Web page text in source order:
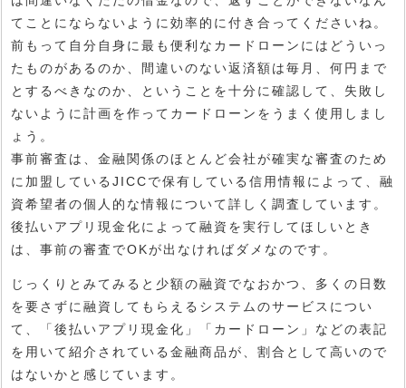
てことにならないように効率的に付き合ってくださいね。
前もって自分自身に最も便利なカードローンにはどういっ
たものがあるのか、間違いのない返済額は毎月、何円まで
とするべきなのか、ということを十分に確認して、失敗し
ないように計画を作ってカードローンをうまく使用しまし
ょう。
事前審査は、金融関係のほとんど会社が確実な審査のため
に加盟しているJICCで保有している信用情報によって、融
資希望者の個人的な情報について詳しく調査しています。
後払いアプリ現金化によって融資を実行してほしいとき
は、事前の審査でOKが出なければダメなのです。
じっくりとみてみると少額の融資でなおかつ、多くの日数
を要さずに融資してもらえるシステムのサービスについ
て、「後払いアプリ現金化」「カードローン」などの表記
を用いて紹介されている金融商品が、割合として高いので
はないかと感じています。